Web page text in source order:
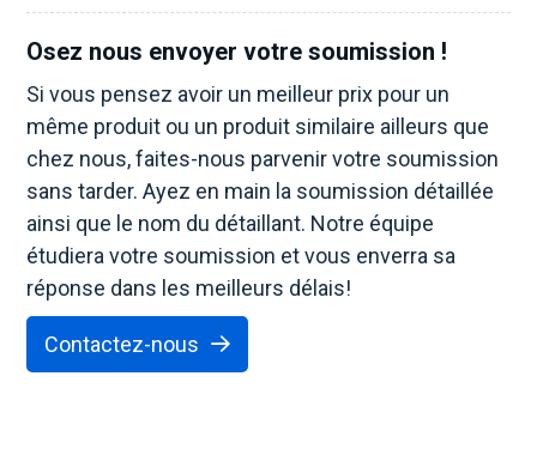
Osez nous envoyer votre soumission !
Si vous pensez avoir un meilleur prix pour un
même produit ou un produit similaire ailleurs que
chez nous, faites-nous parvenir votre soumission
sans tarder. Ayez en main la soumission détaillée
ainsi que le nom du détaillant. Notre équipe
étudiera votre soumission et vous enverra sa
réponse dans les meilleurs délais!
Contactez-nous